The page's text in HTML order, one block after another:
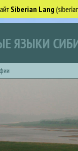
Siberian Lang
ЯЗЫКИ